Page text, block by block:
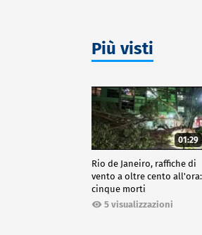
Più visti
01:29
Rio de Janeiro, raffiche di
vento a oltre cento all'ora:
cinque morti
5 visualizzazioni